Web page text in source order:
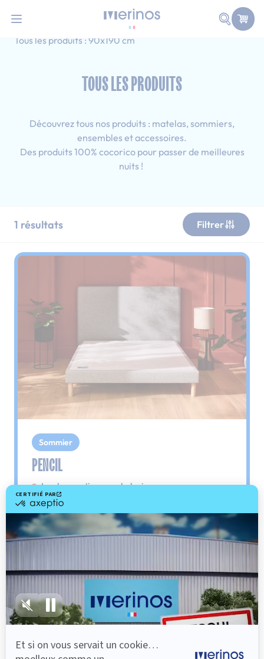
Faire
Accueil
Ado
Tous les produits : 90x190 cm
TOUS LES PRODUITS
Découvrez tous nos produits : matelas, sommiers,
ensembles et accessoires.
Des produits 100% cocorico pour passer de meilleures
nuits !
1 résultats Filtrer
Sommier
PENCIL
Le plus : soutien morphologique
Grâce à ses 3 zones de confort, le sommier
Pencil vous assure tout son soutien. Avec les
épaules, le dos et le bassin qui reposent sur ses
lattes, vous évitez les douleurs au petit matin.
501,00 €
Découvrir